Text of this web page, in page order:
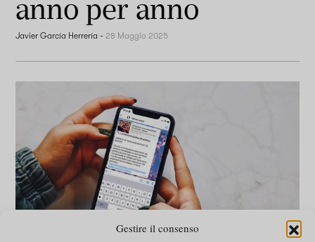
Gestire il consenso
anno per anno
Javier García Herrería - 28 Maggio 2025